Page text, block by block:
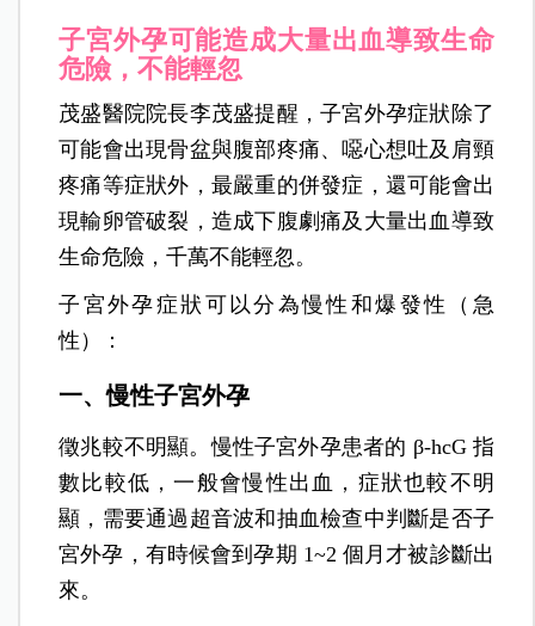
子宮外孕可能造成大量出血導致生命
危險，不能輕忽
茂盛醫院院長李茂盛提醒，子宮外孕症狀除了
可能會出現骨盆與腹部疼痛、噁心想吐及肩頸
疼痛等症狀外，最嚴重的併發症，還可能會出
現輸卵管破裂，造成下腹劇痛及大量出血導致
生命危險，千萬不能輕忽。
子宮外孕症狀可以分為慢性和爆發性（急
性）：
一、慢性子宮外孕
徵兆較不明顯。慢性子宮外孕患者的 β-hcG 指
數比較低，一般會慢性出血，症狀也較不明
顯，需要通過超音波和抽血檢查中判斷是否子
宮外孕，有時候會到孕期 1~2 個月才被診斷出
來。